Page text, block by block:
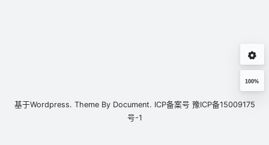
100%
基于Wordpress. Theme By Document. ICP备案号 豫ICP备15009175
号-1